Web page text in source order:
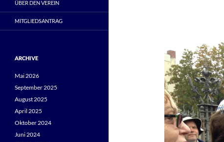
ÜBER DEN VEREIN
MITGLIEDSANTRAG
ARCHIVE
Mai 2026
September 2025
August 2025
April 2025
Oktober 2024
Juni 2024